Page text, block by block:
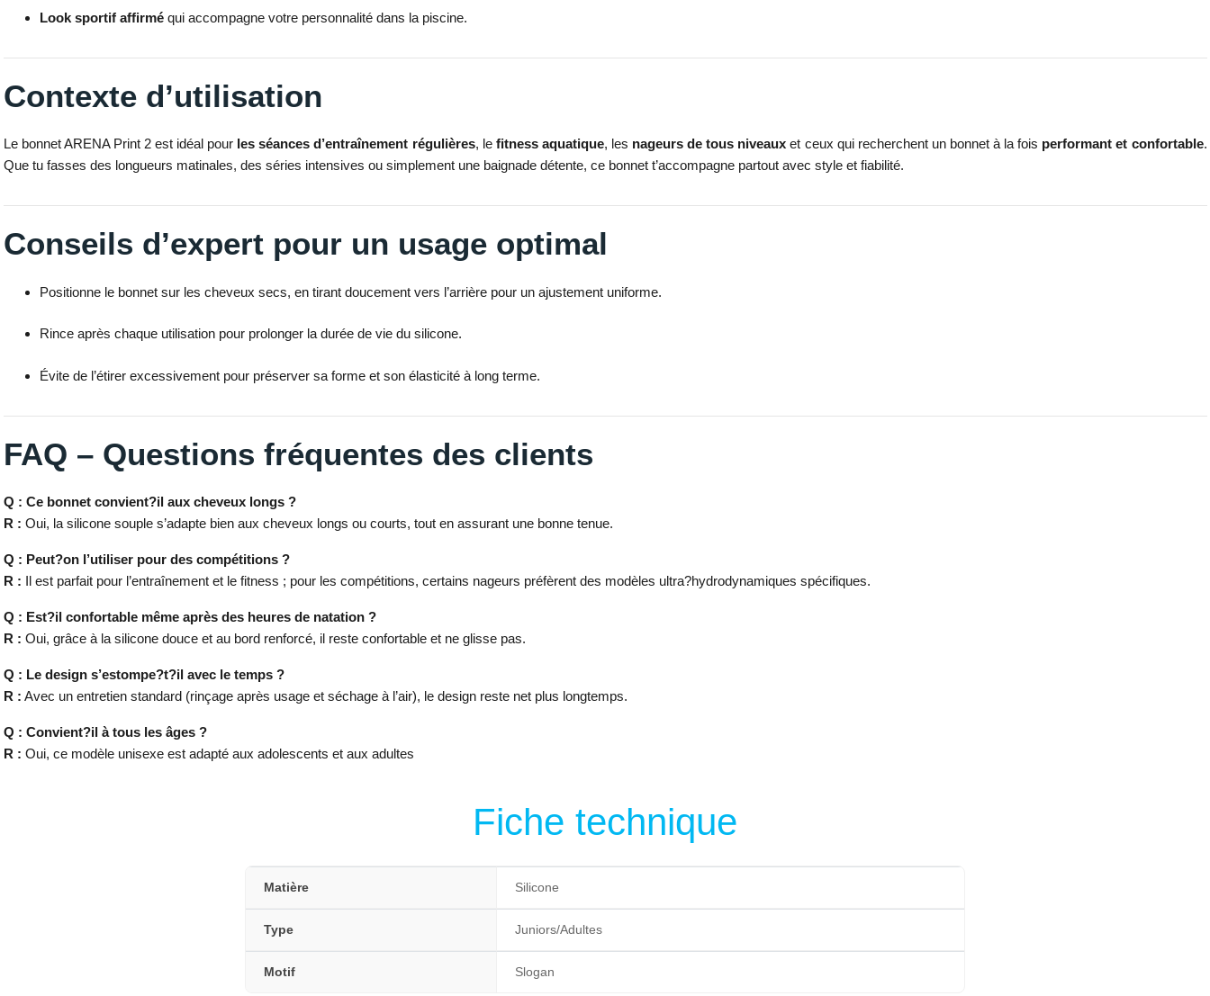
Look sportif affirméqui accompagne votre personnalité dans la piscine.
Contexte d’utilisation
Le bonnet ARENA Print 2 est idéal pour les séances d’entraînement régulières, le fitness aquatique, les nageurs de tous niveaux et ceux qui recherchent un bonnet à la fois performant et confortable.
Que tu fasses des longueurs matinales, des séries intensives ou simplement une baignade détente, ce bonnet t’accompagne partout avec style et fiabilité.
Conseils d’expert pour un usage optimal
Positionne le bonnet sur les cheveux secs, en tirant doucement vers l’arrière pour un ajustement uniforme.
Rince après chaque utilisation pour prolonger la durée de vie du silicone.
Évite de l’étirer excessivement pour préserver sa forme et son élasticité à long terme.
FAQ – Questions fréquentes des clients
Q : Ce bonnet convient?il aux cheveux longs ?
R : Oui, la silicone souple s’adapte bien aux cheveux longs ou courts, tout en assurant une bonne tenue.
Q : Peut?on l’utiliser pour des compétitions ?
R : Il est parfait pour l’entraînement et le fitness ; pour les compétitions, certains nageurs préfèrent des modèles ultra?hydrodynamiques spécifiques.
Q : Est?il confortable même après des heures de natation ?
R : Oui, grâce à la silicone douce et au bord renforcé, il reste confortable et ne glisse pas.
Q : Le design s’estompe?t?il avec le temps ?
R : Avec un entretien standard (rinçage après usage et séchage à l’air), le design reste net plus longtemps.
Q : Convient?il à tous les âges ?
R : Oui, ce modèle unisexe est adapté aux adolescents et aux adultes
Fiche technique
Matière Silicone
Type Juniors/Adultes
Motif Slogan